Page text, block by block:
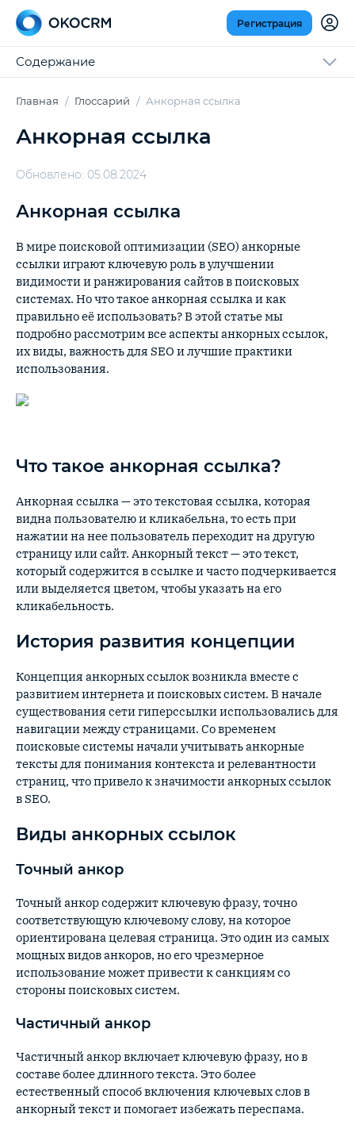
Регистрация
Содержание
Главная Глоссарий Анкорная ссылка
Анкорная ссылка
Обновлено: 05.08.2024
Анкорная ссылка
В мире поисковой оптимизации (SEO) анкорные
ссылки играют ключевую роль в улучшении
видимости и ранжирования сайтов в поисковых
системах. Но что такое анкорная ссылка и как
правильно её использовать? В этой статье мы
подробно рассмотрим все аспекты анкорных ссылок,
их виды, важность для SEO и лучшие практики
использования.
Что такое анкорная ссылка?
Анкорная ссылка — это текстовая ссылка, которая
видна пользователю и кликабельна, то есть при
нажатии на нее пользователь переходит на другую
страницу или сайт. Анкорный текст — это текст,
который содержится в ссылке и часто подчеркивается
или выделяется цветом, чтобы указать на его
кликабельность.
История развития концепции
Концепция анкорных ссылок возникла вместе с
развитием интернета и поисковых систем. В начале
существования сети гиперссылки использовались для
навигации между страницами. Со временем
поисковые системы начали учитывать анкорные
тексты для понимания контекста и релевантности
страниц, что привело к значимости анкорных ссылок
в SEO.
Виды анкорных ссылок
Точный анкор
Точный анкор содержит ключевую фразу, точно
соответствующую ключевому слову, на которое
ориентирована целевая страница. Это один из самых
мощных видов анкоров, но его чрезмерное
использование может привести к санкциям со
стороны поисковых систем.
Частичный анкор
Частичный анкор включает ключевую фразу, но в
составе более длинного текста. Это более
естественный способ включения ключевых слов в
анкорный текст и помогает избежать переспама.